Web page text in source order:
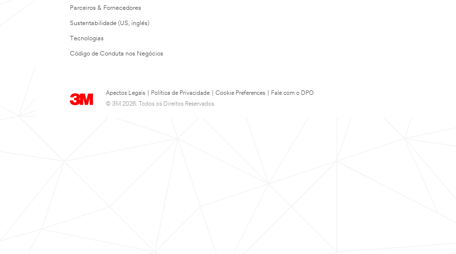
Parceiros & Fornecedores
Sustentabilidade (US, inglés)
Tecnologias
Código de Conduta nos Negócios
Apectos Legais Política de Privacidade Cookie Preferences
Fale com o DPO
© 3M 2026. Todos os Direitos Reservados.